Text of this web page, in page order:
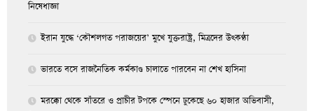
নিষেধাজ্ঞা
ইরান যুদ্ধে ‘কৌশলগত পরাজয়ের’ মুখে যুক্তরাষ্ট্র, মিত্রদের উৎকণ্ঠা
ভারতে বসে রাজনৈতিক কর্মকাণ্ড চালাতে পারবেন না শেখ হাসিনা
মরক্কো থেকে সাঁতরে ও প্রাচীর টপকে স্পেনে ঢুকেছে ৬০ হাজার অভিবাসী,